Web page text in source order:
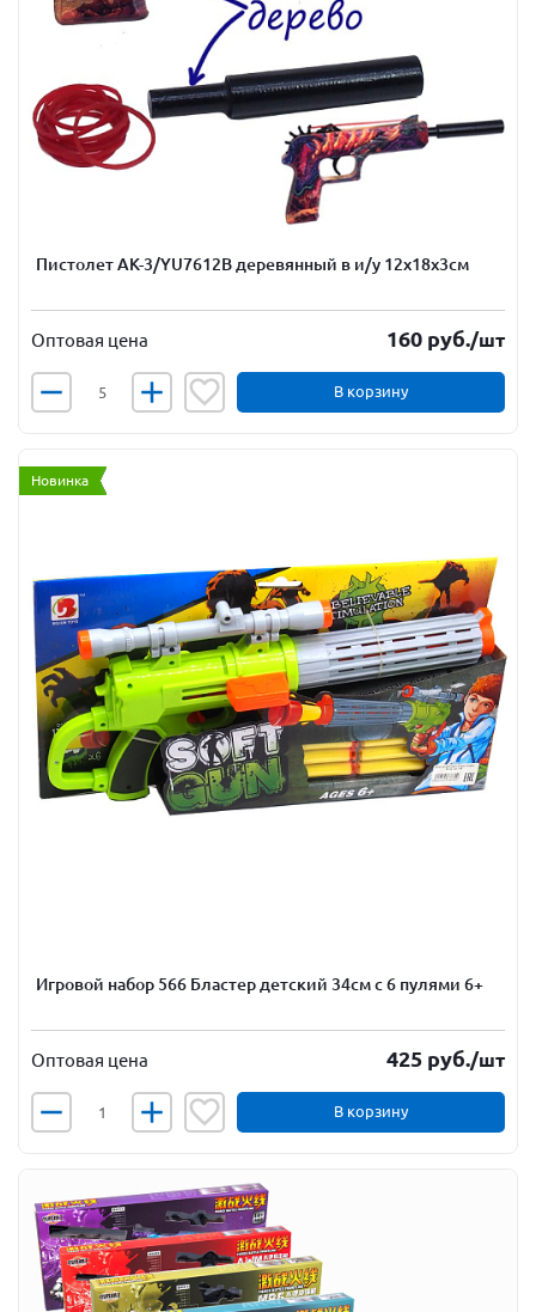
Пистолет АК-3/YU7612B деревянный в и/у 12х18х3см
Оптовая цена 160 руб./шт
В корзину
Новинка
Игровой набор 566 Бластер детский 34см с 6 пулями 6+
Оптовая цена 425 руб./шт
В корзину